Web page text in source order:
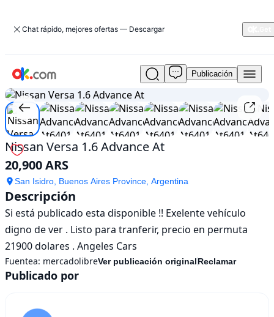
Chat rápido, mejores ofertas — Descargar
Usado
Nissan
Versa
1.6
Advance
At
En
venta
20,900
Publicación
1/15
Nissan Versa 1.6 Advance At
20,900 ARS
San Isidro, Buenos Aires Province, Argentina
Descripción
Si está publicado esta disponible !! Exelente vehículo
digno de ver . Listo para tranferir, precio en permuta
21900 dolares . Angeles Cars
Fuentea: mercadolibreVer publicación originalReclamar
Publicado por